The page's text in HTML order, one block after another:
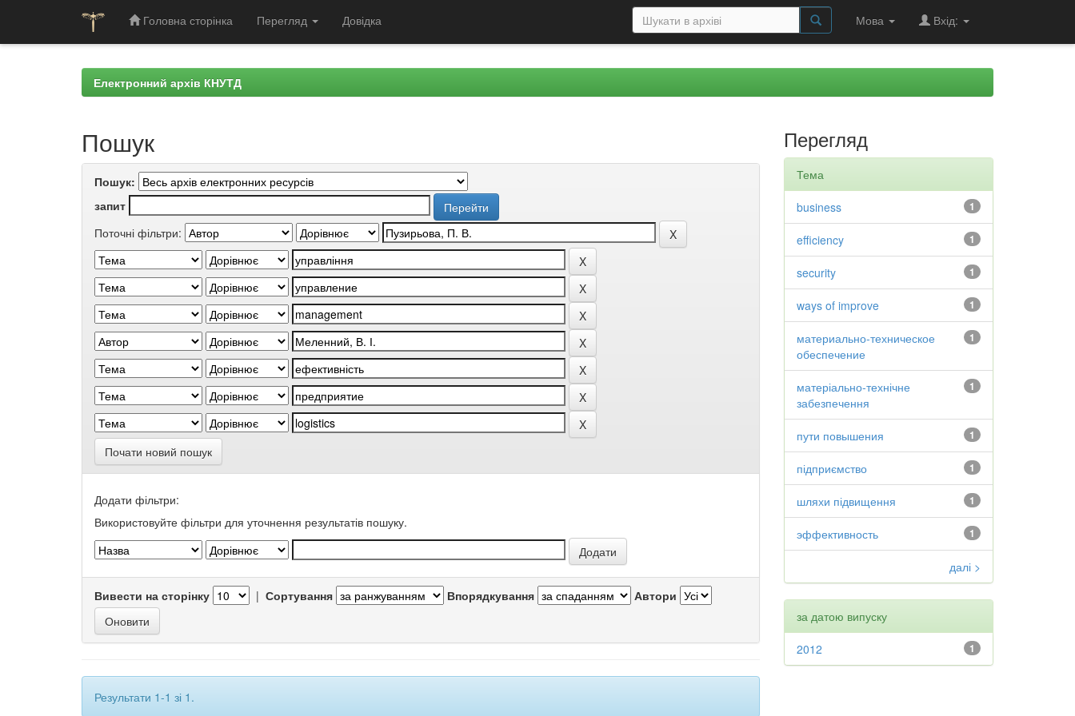
Головна сторінка Перегляд Довідка Мова Вхід:
Електронний архів КНУТД
Пошук
Пошук:
запит
Поточні фільтри:
Почати новий пошук
Додати фільтри:
Використовуйте фільтри для уточнення результатів пошуку.
Вивести на сторінку | Сортування Впорядкування Автори
Результати 1-1 зі 1.
Перегляд
Тема
1
business
1
efficiency
1
security
1
ways of improve
1
материально-техническое
обеспечение
1
матеріально-технічне
забезпечення
1
пути повышения
1
підприємство
1
шляхи підвищення
1
эффективность
далі >
за датою випуску
1
2012